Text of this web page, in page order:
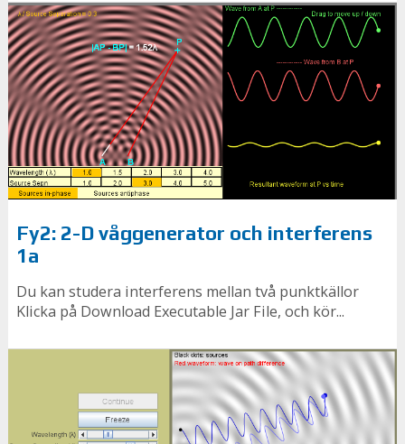
Fy2: 2-D våggenerator och interferens
1a
Du kan studera interferens mellan två punktkällor
Klicka på Download Executable Jar File, och kör...